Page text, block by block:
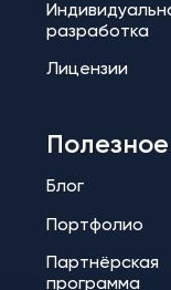
разработка
Лицензии
Полезное
Блог
Портфолио
Партнёрская
программа